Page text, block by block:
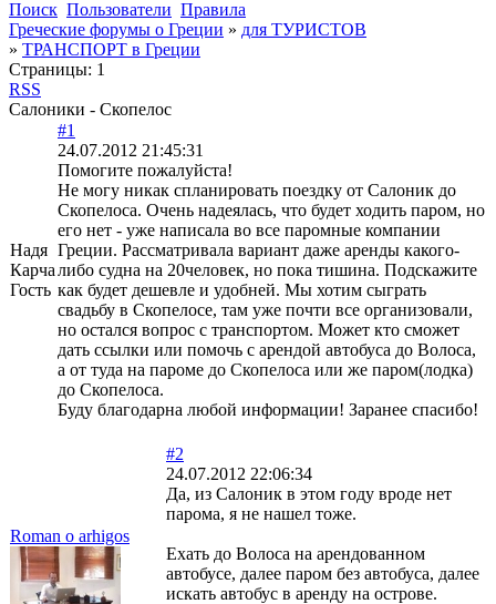
Поиск Пользователи Правила
Греческие форумы о Греции » для ТУРИСТОВ
» ТРАНСПОРТ в Греции
Страницы: 1
RSS
Салоники - Скопелос
Надя
Карча
Гость
#1
24.07.2012 21:45:31
Помогите пожалуйста!
Не могу никак спланировать поездку от Салоник до
Скопелоса. Очень надеялась, что будет ходить паром, но
его нет - уже написала во все паромные компании
Греции. Рассматривала вариант даже аренды какого-
либо судна на 20человек, но пока тишина. Подскажите
как будет дешевле и удобней. Мы хотим сыграть
свадьбу в Скопелосе, там уже почти все организовали,
но остался вопрос с транспортом. Может кто сможет
дать ссылки или помочь с арендой автобуса до Волоса,
а от туда на пароме до Скопелоса или же паром(лодка)
до Скопелоса.
Буду благодарна любой информации! Заранее спасибо!
Roman o arhigos
#2
24.07.2012 22:06:34
Да, из Салоник в этом году вроде нет
парома, я не нашел тоже.
Ехать до Волоса на арендованном
автобусе, далее паром без автобуса, далее
искать автобус в аренду на острове.